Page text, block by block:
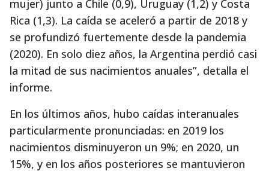
mujer) junto a Chile (0,9), Uruguay (1,2) y Costa
Rica (1,3). La caída se aceleró a partir de 2018 y
se profundizó fuertemente desde la pandemia
(2020). En solo diez años, la Argentina perdió casi
la mitad de sus nacimientos anuales”, detalla el
informe.
En los últimos años, hubo caídas interanuales
particularmente pronunciadas: en 2019 los
nacimientos disminuyeron un 9%; en 2020, un
15%, y en los años posteriores se mantuvieron